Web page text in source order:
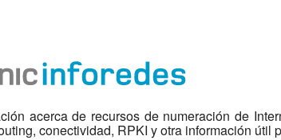
acerca de recursos de numeración de
conectividad, RPKI y otra información